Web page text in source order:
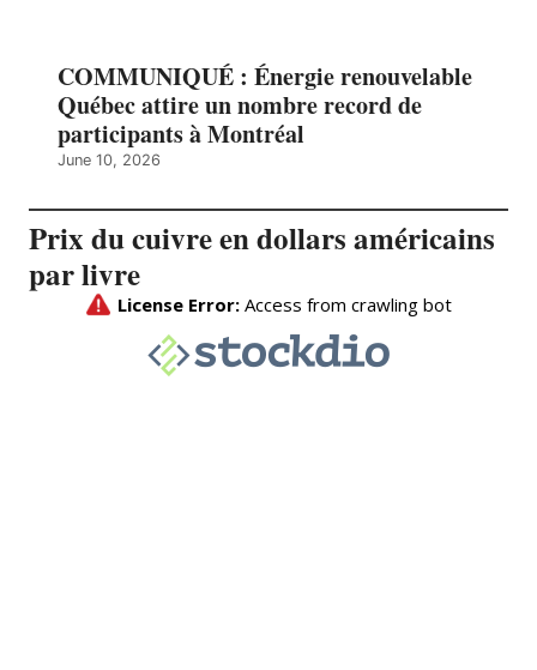
COMMUNIQUÉ : Énergie renouvelable
Québec attire un nombre record de
participants à Montréal
June 10, 2026
Prix du cuivre en dollars américains
par livre